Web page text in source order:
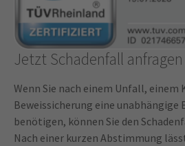
Jetzt Schadenfall anfragen
Wenn Sie nach einem Unfall, einem
Beweissicherung eine unabhängige
benötigen, können Sie den
Nach einer kurzen Abstimmung